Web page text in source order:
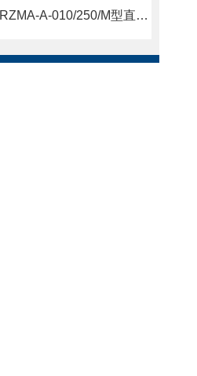
ATOS溢流阀RZMA-A-010/250/M型直动式介绍